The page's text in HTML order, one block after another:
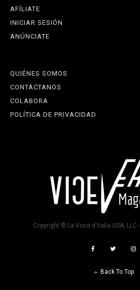
AFÍLIATE
INICIAR SESIÓN
ANÚNCIATE
QUIÉNES SOMOS
CONTÁCTANOS
COLABORA
POLÍTICA DE PRIVACIDAD
Copyright © La Voce d'Italia USA,
Back To Top